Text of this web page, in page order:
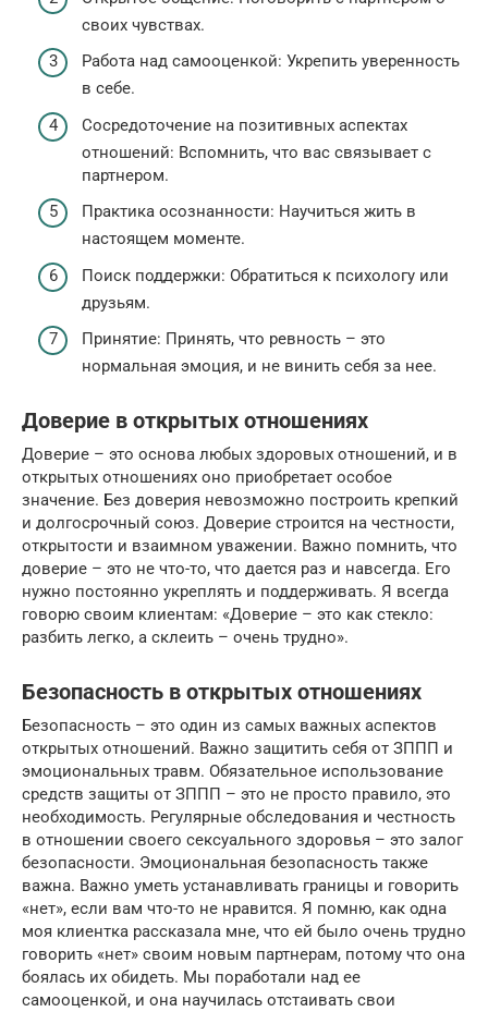
своих чувствах.
Работа над самооценкой: Укрепить уверенность
в себе.
Сосредоточение на позитивных аспектах
отношений: Вспомнить, что вас связывает с
партнером.
Практика осознанности: Научиться жить в
настоящем моменте.
Поиск поддержки: Обратиться к психологу или
друзьям.
Принятие: Принять, что ревность – это
нормальная эмоция, и не винить себя за нее.
Доверие в открытых отношениях
Доверие – это основа любых здоровых отношений, и в
открытых отношениях оно приобретает особое
значение. Без доверия невозможно построить крепкий
и долгосрочный союз. Доверие строится на честности,
открытости и взаимном уважении. Важно помнить, что
доверие – это не что-то, что дается раз и навсегда. Его
нужно постоянно укреплять и поддерживать. Я всегда
говорю своим клиентам: «Доверие – это как стекло:
разбить легко, а склеить – очень трудно».
Безопасность в открытых отношениях
Безопасность – это один из самых важных аспектов
открытых отношений. Важно защитить себя от ЗППП и
эмоциональных травм. Обязательное использование
средств защиты от ЗППП – это не просто правило, это
необходимость. Регулярные обследования и честность
в отношении своего сексуального здоровья – это залог
безопасности. Эмоциональная безопасность также
важна. Важно уметь устанавливать границы и говорить
«нет», если вам что-то не нравится. Я помню, как одна
моя клиентка рассказала мне, что ей было очень трудно
говорить «нет» своим новым партнерам, потому что она
боялась их обидеть. Мы поработали над ее
самооценкой, и она научилась отстаивать свои